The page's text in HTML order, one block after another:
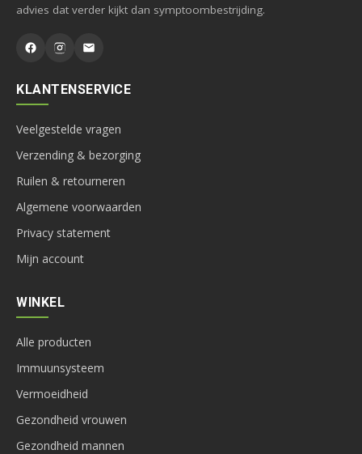
advies dat verder kijkt dan symptoombestrijding.
KLANTENSERVICE
Veelgestelde vragen
Verzending & bezorging
Ruilen & retourneren
Algemene voorwaarden
Privacy statement
Mijn account
WINKEL
Alle producten
Immuunsysteem
Vermoeidheid
Gezondheid vrouwen
Gezondheid mannen